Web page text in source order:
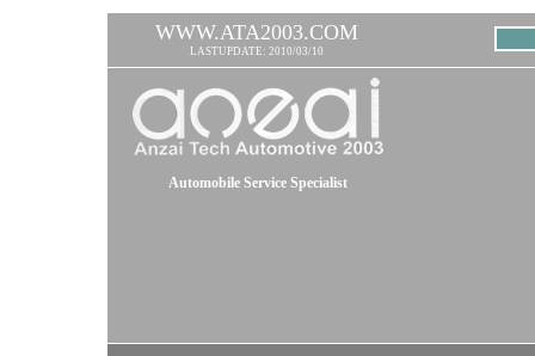
WWW.ATA2003.COM
LASTUPDATE: 2010/03/10
Automobile Service Specialist